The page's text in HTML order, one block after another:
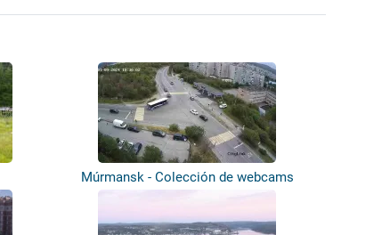
Múrmansk - Colección de webcams